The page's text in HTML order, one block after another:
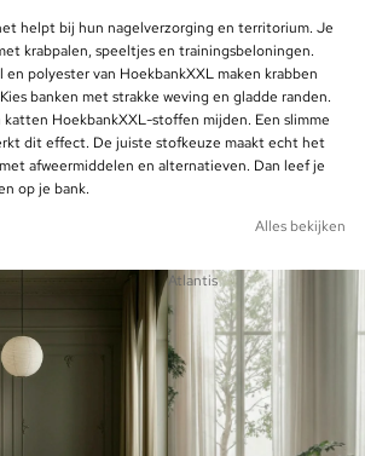
helpt bij hun nagelverzorging en territorium. Je
krabpalen, speeltjes en trainingsbeloningen.
polyester van HoekbankXXL maken krabben
banken met strakke weving en gladde randen.
HoekbankXXL-stoffen mijden. Een slimme
dit effect. De juiste stofkeuze maakt echt het
afweermiddelen en alternatieven. Dan leef je
op je bank.
Alles bekijken
Atlantis